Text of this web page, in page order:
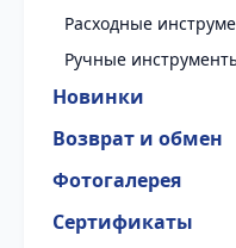
Расходные
Ручные
Новинки
Возврат и обмен
Фотогалерея
Сертификаты